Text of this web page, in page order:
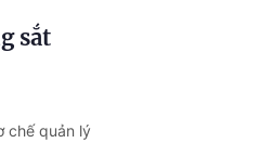
sắt
chế quản lý